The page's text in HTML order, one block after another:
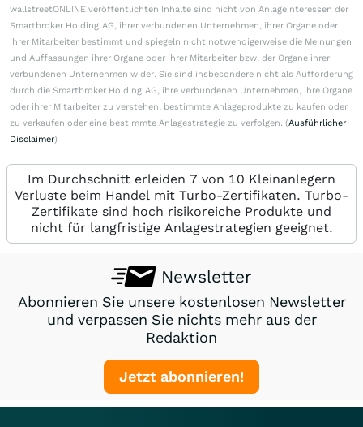
wallstreetONLINE veröffentlichten Inhalte sind nicht von Anlageinteressen der
Smartbroker Holding AG, ihrer verbundenen Unternehmen, ihrer Organe oder
ihrer Mitarbeiter bestimmt und spiegeln nicht notwendigerweise die Meinungen
und Auffassungen ihrer Organe oder ihrer Mitarbeiter bzw. der Organe ihrer
verbundenen Unternehmen wider. Sie sind insbesondere nicht als Aufforderung
durch die Smartbroker Holding AG, ihre verbundenen Unternehmen, ihre Organe
oder ihrer Mitarbeiter zu verstehen, bestimmte Anlageprodukte zu kaufen oder
zu verkaufen oder eine bestimmte Anlagestrategie zu verfolgen. (Ausführlicher
Disclaimer)
Im Durchschnitt erleiden 7 von 10 Kleinanlegern
Verluste beim Handel mit Turbo-Zertifikaten. Turbo-
Zertifikate sind hoch risikoreiche Produkte und
nicht für langfristige Anlagestrategien geeignet.
Newsletter
Abonnieren Sie unsere kostenlosen Newsletter
und verpassen Sie nichts mehr aus der
Redaktion
Jetzt abonnieren!